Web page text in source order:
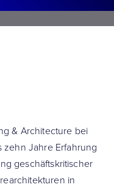
& Architecture bei
zehn Jahre Erfahrung
geschäftskritischer
in